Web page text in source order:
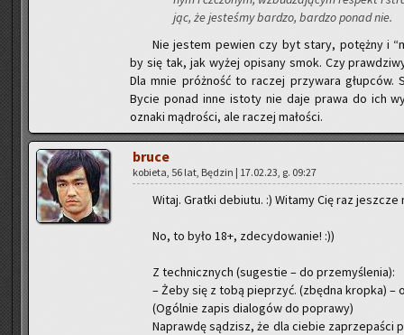
jąc, że je­ste­śmy bar­dzo, bar­dzo ponad nie.
Nie je­stem pe­wien czy byt stary, po­tęż­ny i
by się tak, jak wyżej opi­sa­ny smok. Czy
Dla mnie próż­ność to ra­czej przy­wa­ra
Bycie ponad inne isto­ty nie daje prawa do ich
ozna­ki mą­dro­ści, ale ra­czej ma­ło­ści.
bruce
ko­bie­ta, 56 lat, Bę­dzin | 17.02.23, g. 09:27
Witaj. Grat­ki de­biu­tu. :) Wi­ta­my Cię raz jesz­cze
No, to było 18+, zde­cy­do­wa­nie! :))
Z tech­nicz­nych (su­ge­stie – do prze­my­śle­nia):
– Żeby się z tobą pie­przyć. (zbęd­na krop­ka)
(Ogól­nie zapis dia­lo­gów do po­pra­wy)
Na­praw­dę są­dzisz, że dla cie­bie